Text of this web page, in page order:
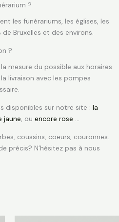
?
les funérariums, les églises, les
Bruxelles et des environs.
?
mesure du possible aux horaires
livraison avec les pompes
disponibles sur notre site : la
jaune, ou encore rose …
coussins, coeurs, couronnes.
précis? N’hésitez pas à nous